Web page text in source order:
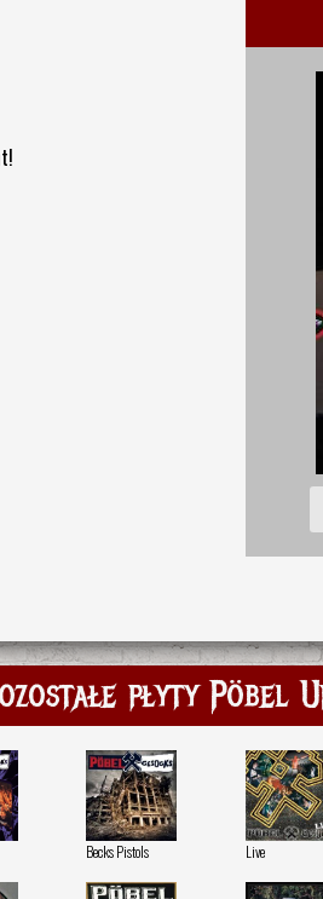
płyty Pöbel
Becks Pistols Live